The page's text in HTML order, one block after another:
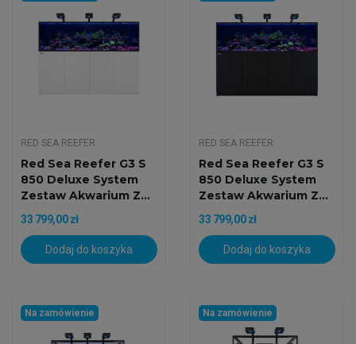
RED SEA REEFER
Red Sea Reefer G3 S
850 Deluxe System
Zestaw Akwarium Z...
33 799,00 zł
Dodaj do koszyka
RED SEA REEFER
Red Sea Reefer G3 S
850 Deluxe System
Zestaw Akwarium Z...
33 799,00 zł
Dodaj do koszyka
Na zamówienie Na zamówienie